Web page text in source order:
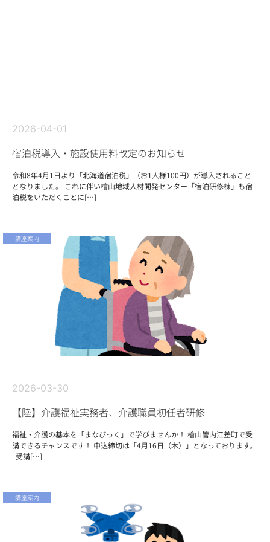
2026-04-01
宿泊税導入・施設使用料改定のお知らせ
令和8年4月1日より「北海道宿泊税」（お1人様100円）が導入されること
となりました。 これに伴い檜山地域人材開発センター「宿泊研修棟」も宿
泊税をいただくことに[…]
講座案内
2026-03-30
【陸】介護福祉実務者、介護職員初任者研修
福祉・介護の基本を「まなびっく」で学びませんか！ 檜山管内江差町で受
講できるチャンスです！ 申込締切は「4月16日（木）」となっております。
受講[…]
講座案内